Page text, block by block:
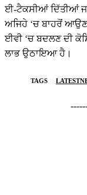
ਈ-ਟੈਕਸੀਆਂ ਦਿੱਤੀਆਂ
ਅਜਿਹੇ ‘ਚ ਬਾਹਰੋਂ
ਈਵੀ ‘ਚ ਬਦਲਣ ਦੀ
ਲਾਭ ਉਠਾਇਆ ਹੈ।
TAGS